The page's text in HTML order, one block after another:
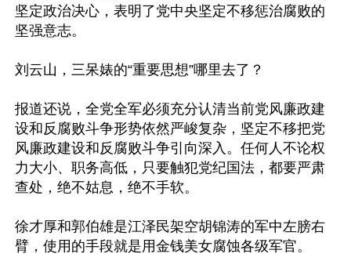
坚定政治决心，表明了党中央坚定不移惩治腐败的
坚强意志。
刘云山，三呆婊的“重要思想”哪里去了？
报道还说，全党全军必须充分认清当前党风廉政建
设和反腐败斗争形势依然严峻复杂，坚定不移把党
风廉政建设和反腐败斗争引向深入。任何人不论权
力大小、职务高低，只要触犯党纪国法，都要严肃
查处，绝不姑息，绝不手软。
徐才厚和郭伯雄是江泽民架空胡锦涛的军中左膀右
臂，使用的手段就是用金钱美女腐蚀各级军官。